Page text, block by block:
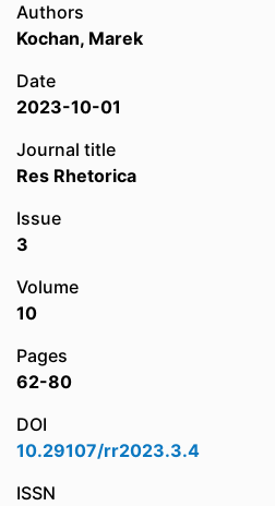
Authors
Kochan, Marek
Date
2023-10-01
Journal title
Res Rhetorica
Issue
3
Volume
10
Pages
62-80
DOI
10.29107/rr2023.3.4
ISSN